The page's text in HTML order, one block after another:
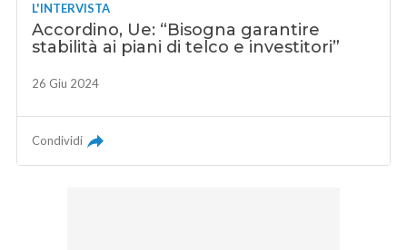
L'INTERVISTA
Accordino, Ue: “Bisogna garantire
stabilità ai piani di telco e investitori”
26 Giu 2024
Condividi